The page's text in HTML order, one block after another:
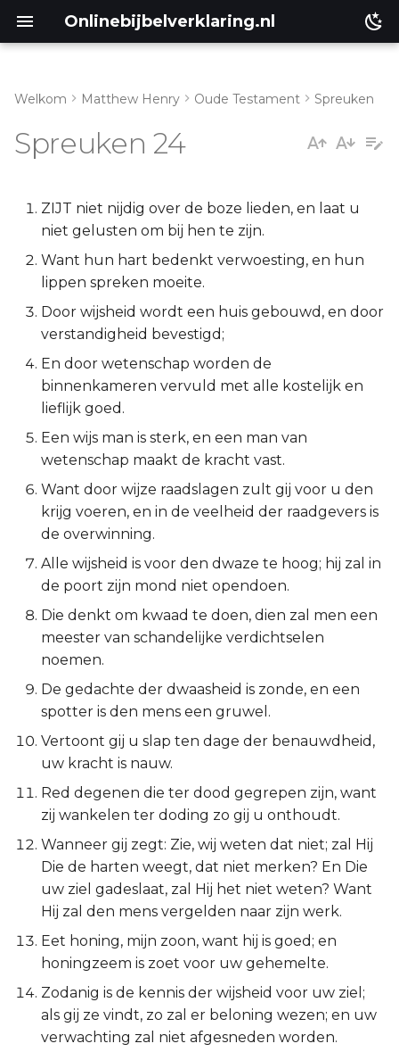
Onlinebijbelverklaring.nl
Spreuken 24:3-6
Spreuken 24:7-9
Spreuken 24:10
Spreuken 24:11-12
Spreuken 24:13-14
Spreuken 24:15-16
Spreuken 24:17-18
Spreuken 24:19-20
Spreuken 24:21-22
Spreuken 24:23-26
Spreuken 24:28-29
Spreuken 24:30-34
Markus
Lukas
Johannes
Handelingen
Romeinen
1 Korinthe
2 Korinthe
Galaten
Éfeze
Filipenzen
1 Thessalonicenzen
2 Thessalonicenzen
1 Timótheüs
Titus
Filémon
Hebreeën
Jakobus
1 Petrus
2 Petrus
Welkom Matthew Henry Oude Testament Spreuken
Spreuken 24
ZIJT niet nijdig over de boze lieden, en laat u
niet gelusten om bij hen te zijn.
Want hun hart bedenkt verwoesting, en hun
lippen spreken moeite.
Door wijsheid wordt een huis gebouwd, en door
verstandigheid bevestigd;
En door wetenschap worden de
binnenkameren vervuld met alle kostelijk en
lieflijk goed.
Een wijs man is sterk, en een man van
wetenschap maakt de kracht vast.
Want door wijze raadslagen zult gij voor u den
krijg voeren, en in de veelheid der raadgevers is
de overwinning.
Alle wijsheid is voor den dwaze te hoog; hij zal in
de poort zijn mond niet opendoen.
Die denkt om kwaad te doen, dien zal men een
meester van schandelijke verdichtselen
noemen.
De gedachte der dwaasheid is zonde, en een
spotter is den mens een gruwel.
Vertoont gij u slap ten dage der benauwdheid,
uw kracht is nauw.
Red degenen die ter dood gegrepen zijn, want
zij wankelen ter doding zo gij u onthoudt.
Wanneer gij zegt: Zie, wij weten dat niet; zal Hij
Die de harten weegt, dat niet merken? En Die
uw ziel gadeslaat, zal Hij het niet weten? Want
Hij zal den mens vergelden naar zijn werk.
Eet honing, mijn zoon, want hij is goed; en
honingzeem is zoet voor uw gehemelte.
Zodanig is de kennis der wijsheid voor uw ziel;
als gij ze vindt, zo zal er beloning wezen; en uw
verwachting zal niet afgesneden worden.